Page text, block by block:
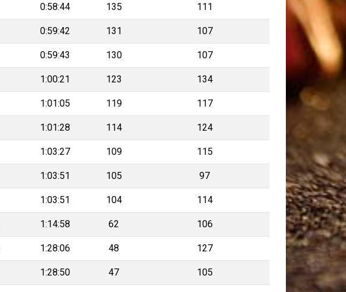
0:58:44 135 111
0:59:42 131 107
0:59:43 130 107
1:00:21 123 134
1:01:05 119 117
1:01:28 114 124
1:03:27 109 115
1:03:51 105 97
1:03:51 104 114
1:14:58 62 106
1:28:06 48 127
1:28:50 47 105